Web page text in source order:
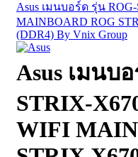
Asus เมนบอร์ด รุ่น
MAINBOARD ROG
(DDR4) By Vnix Group
Asus เมนบ
STRIX-
WIFI